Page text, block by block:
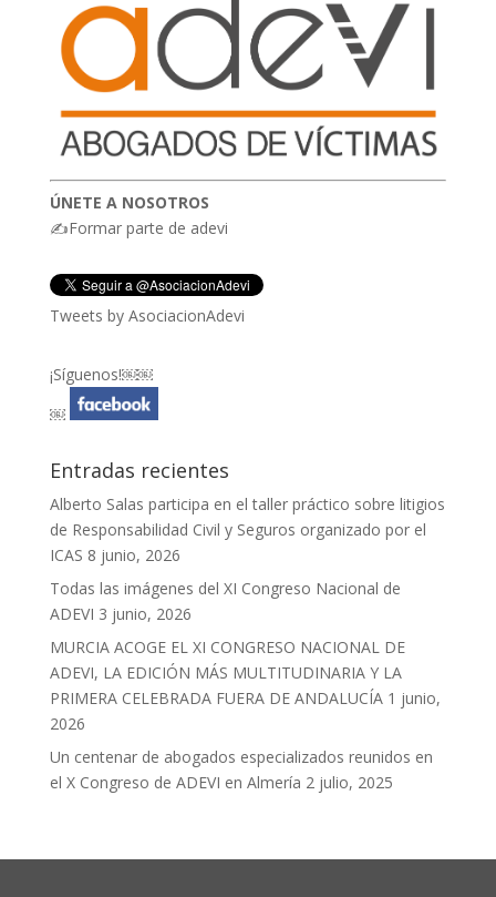
ÚNETE A NOSOTROS
✍Formar parte de adevi
Tweets by AsociacionAdevi
¡Síguenos!￼￼
￼
Entradas recientes
Alberto Salas participa en el taller práctico sobre litigios
de Responsabilidad Civil y Seguros organizado por el
ICAS 8 junio, 2026
Todas las imágenes del XI Congreso Nacional de
ADEVI 3 junio, 2026
MURCIA ACOGE EL XI CONGRESO NACIONAL DE
ADEVI, LA EDICIÓN MÁS MULTITUDINARIA Y LA
PRIMERA CELEBRADA FUERA DE ANDALUCÍA 1 junio,
2026
Un centenar de abogados especializados reunidos en
el X Congreso de ADEVI en Almería 2 julio, 2025